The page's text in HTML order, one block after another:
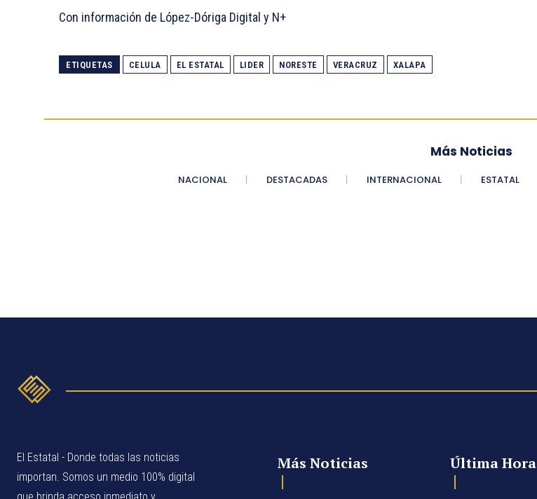
Con información de López-Dóriga Digital y N+
ETIQUETAS CELULA EL ESTATAL LIDER NORESTE VERACRUZ XALAPA
Más Noticias
NACIONAL DESTACADAS INTERNACIONAL ESTATAL
El Estatal - Donde todas las noticias
importan. Somos un medio 100% digital
Más Noticias Última Hora